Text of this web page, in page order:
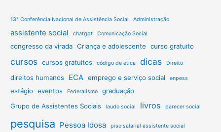
13ª Conferência Nacional de Assistência Social Administração
assistente social chatgpt Comunicação Social
congresso da virada Criança e adolescente curso gratuito
cursos cursos gratuitos código de ética dicas Direito
direitos humanos ECA emprego e serviço social enpess
estágio eventos Federalismo
graduação
Grupo de Assistentes Sociais
laudo social livros parecer social
pesquisa Pessoa Idosa piso salarial assistente social